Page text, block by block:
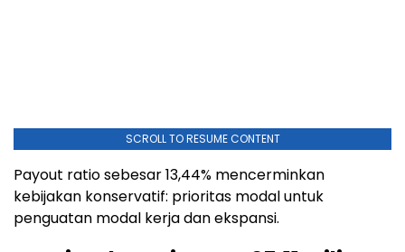
SCROLL TO RESUME CONTENT
Payout ratio sebesar 13,44% mencerminkan
kebijakan konservatif: prioritas modal untuk
penguatan modal kerja dan ekspansi.